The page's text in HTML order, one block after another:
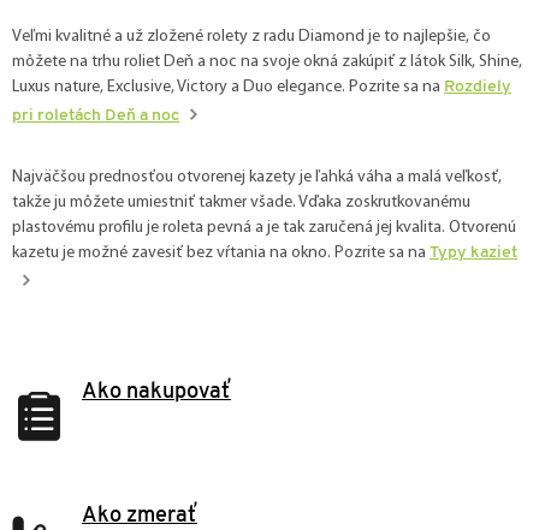
l
á
d
a
e
p
r
v
k
Veľmi kvalitné a už zložené rolety z radu Diamond je to najlepšie, čo
môžete na trhu roliet Deň a noc na svoje okná zakúpiť z látok Silk, Shine,
Luxus nature, Exclusive, Victory a Duo elegance. Pozrite sa na Rozdiely
pri roletách Deň a noc
Najväčšou prednosťou otvorenej kazety je ľahká váha a malá veľkosť,
takže ju môžete umiestniť takmer všade. Vďaka zoskrutkovanému
plastovému profilu je roleta pevná a je tak zaručená jej kvalita. Otvorenú
kazetu je možné zavesiť bez vŕtania na okno. Pozrite sa na Typy kaziet
Ako nakupovať
Ako zmerať